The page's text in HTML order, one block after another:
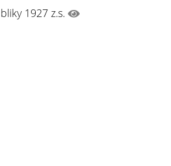
1927 z.s.